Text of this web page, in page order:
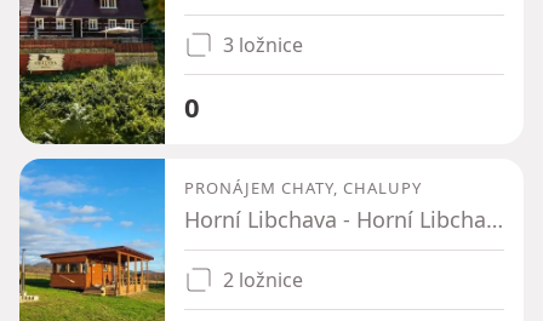
3 ložnice
0
PRONÁJEM CHATY, CHALUPY
Horní Libchava - Horní Libchava, Liberecký kraj
2 ložnice